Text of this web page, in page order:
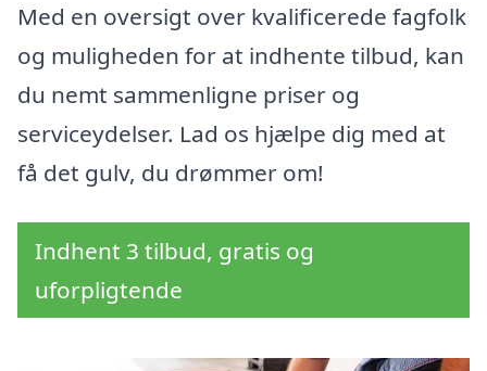
Med en oversigt over kvalificerede fagfolk
og muligheden for at indhente tilbud, kan
du nemt sammenligne priser og
serviceydelser. Lad os hjælpe dig med at
få det gulv, du drømmer om!
Indhent 3 tilbud, gratis og
uforpligtende